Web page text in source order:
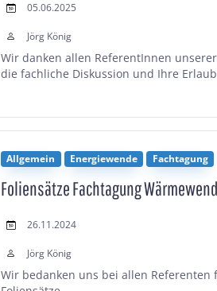
05.06.2025
Jörg König
Wir danken allen ReferentInnen
die fachliche Diskussion und Ihre
Allgemein Energiewende Fachtagung
Foliensätze Fachtagung
26.11.2024
Jörg König
Wir bedanken uns bei allen